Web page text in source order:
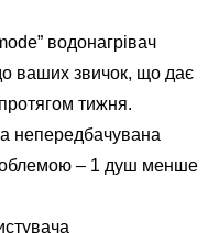
водонагрівач
ваших звичок, що дає
тижня.
непередбачувана
– 1 душ менше